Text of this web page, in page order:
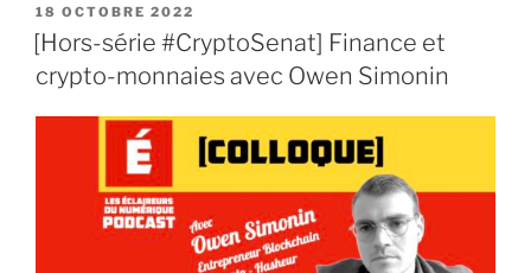
PUBLIÉ
LE
18 OCTOBRE 2022
[Hors-série #CryptoSenat] Finance et
crypto-monnaies avec Owen Simonin